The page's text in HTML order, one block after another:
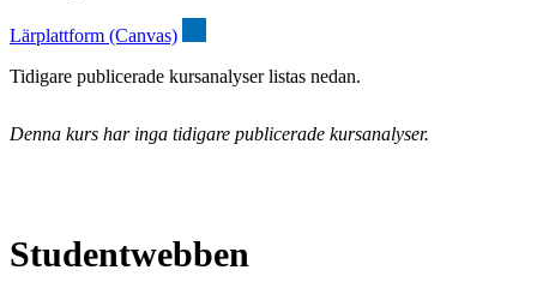
Lärplattform (Canvas)
Tidigare publicerade kursanalyser listas nedan.
Denna kurs har inga tidigare publicerade kursanalyser.
Studentwebben